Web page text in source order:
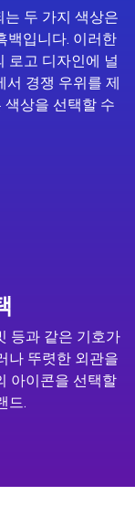
두 가지 색상은
백입니다. 이러한
로고 디자인에 널
서 경쟁 우위를 제
색상을 선택할 수
등과 같은 기호가
나 뚜렷한 외관을
아이콘을 선택할
드.